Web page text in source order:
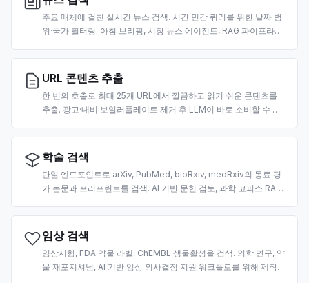
주요 매체에 걸친 실시간 뉴스 검색. 시간 민감 쿼리를 위한 날짜 범
위·국가 필터링. 아침 브리핑, 시장 뉴스 에이전트, RAG 파이프라인
URL 콘텐츠 추출
한 번의 호출로 최대 25개 URL에서 깔끔하고 읽기 쉬운 콘텐츠를
추출. 광고·내비·보일러플레이트 제거 후 LLM이 바로 소비할 수 있
학술 검색
단일 엔드포인트로 arXiv, PubMed, bioRxiv, medRxiv의 동료 평
가 논문과 프리프린트를 검색. AI 기반 문헌 검토, 과학 코퍼스 RAG,
임상 검색
임상시험, FDA 약물 라벨, ChEMBL 생물활성을 검색. 의학 연구, 약
물 재포지셔닝, AI 기반 임상 의사결정 지원 워크플로를 위해 제작.